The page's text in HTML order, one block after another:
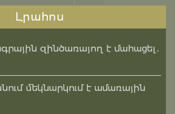
Լրահոս
զինծառայող է մահացել․
մեկնարկում է ամառային